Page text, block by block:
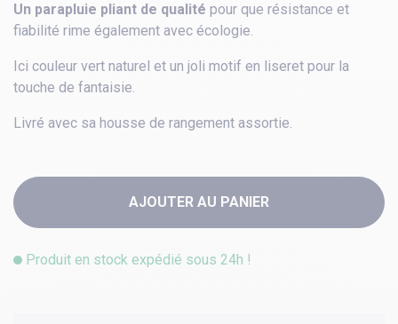
Un parapluie pliant de qualité pour que résistance et
fiabilité rime également avec écologie.
Ici couleur vert naturel et un joli motif en liseret pour la
touche de fantaisie.
Livré avec sa housse de rangement assortie.
AJOUTER AU PANIER
Produit en stock expédié sous 24h !